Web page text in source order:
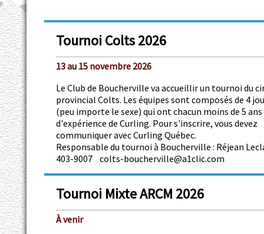
Tournoi Colts 2026
13 au 15 novembre 2026
Le Club de Boucherville va accueillir un tournoi du
provincial Colts. Les équipes sont composés de 4
(peu importe le sexe) qui ont chacun moins de 5 ans
d'expérience de Curling. Pour s'inscrire, vous devez
communiquer avec Curling Québec.
Responsable du tournoi à Boucherville : Réjean
403-9007 colts-boucherville@a1clic.com
Tournoi Mixte ARCM 2026
À venir